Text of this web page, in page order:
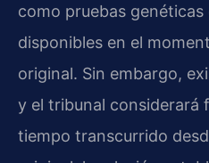
como pruebas genéticas
disponibles en el
original. Sin embargo,
y el tribunal considerará
tiempo transcurrido